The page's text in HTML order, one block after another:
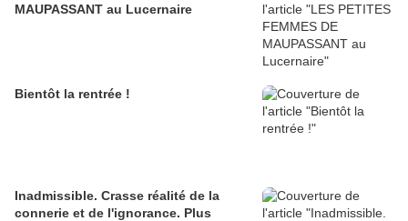
MAUPASSANT au Lucernaire
Bientôt la rentrée !
Inadmissible. Crasse réalité de la
connerie et de l'ignorance. Plus